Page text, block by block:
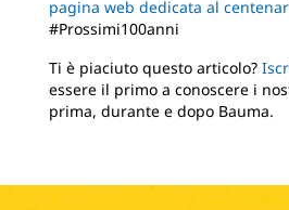
pagina web dedicata al
#Prossimi100anni
Ti è piaciuto questo articolo?
essere il primo a conoscere i
prima, durante e dopo Bauma.